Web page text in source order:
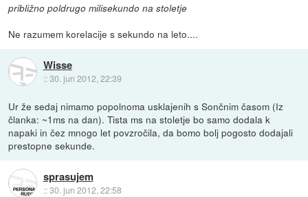
približno poldrugo milisekundo na stoletje
Ne razumem korelacije s sekundo na leto....
Wisse
::30. jun 2012, 22:39
Ur že sedaj nimamo popolnoma usklajenih s Sončnim časom (Iz
članka: ~1ms na dan). Tista ms na stoletje bo samo dodala k
napaki in čez mnogo let povzročila, da bomo bolj pogosto dodajali
prestopne sekunde.
sprasujem
::30. jun 2012, 22:58